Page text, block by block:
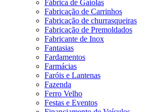
Fábrica de Gaiolas
Fabricação de Carrinhos
Fabricação de churrasqueiras
Fabricação de Premoldados
Fabricante de Inox
Fantasias
Fardamentos
Farmácias
Faróis e Lantenas
Fazenda
Ferro Velho
Festas e Eventos